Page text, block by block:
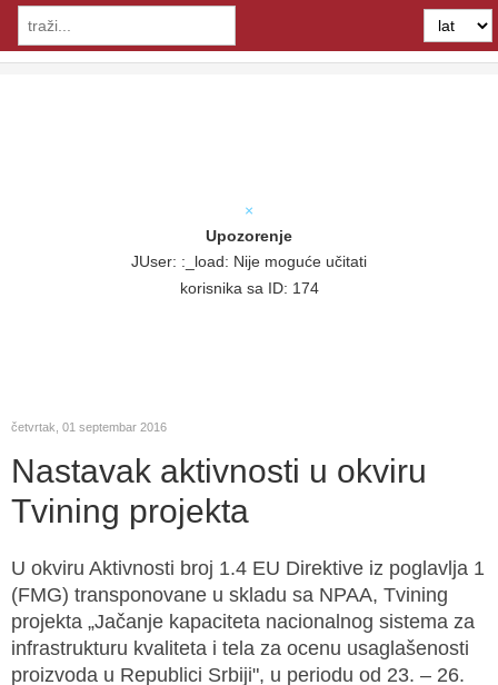
×
Upozorenje
JUser: :_load: Nije moguće učitati
korisnika sa ID: 174
četvrtak, 01 septembar 2016
Nastavak aktivnosti u okviru
Tvining projekta
U okviru Aktivnosti broj 1.4 EU Direktive iz poglavlja 1
(FMG) transponovane u skladu sa NPAA, Tvining
projekta „Jačanje kapaciteta nacionalnog sistema za
infrastrukturu kvaliteta i tela za ocenu usaglašenosti
proizvoda u Republici Srbiji", u periodu od 23. – 26.